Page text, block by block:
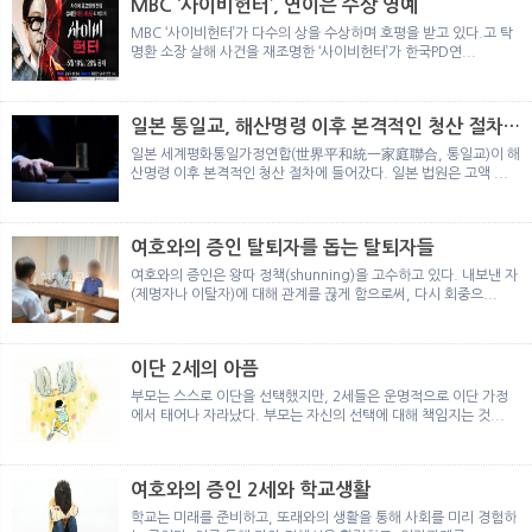
MBC ‘사이비헌터’, 연이은 수상 영예
MBC ‘사이비헌터’가 다수의 상을 수상하며 호평을 받고 있다.고 탁
명환 소장 살해 사건을 재조명한 ‘사이비헌터’가 한국PD연...
일본 통일교, 해산명령 이후 본격적인 청산 절차
돌입
일본 세계평화통일가정연합(世界平和統一家庭聯合, 통일교)이 해
산명령 이후 본격적인 청산 절차에 들어갔다. 일본 법원은 고액 ...
여호와의 증인 탈퇴자를 돕는 탈퇴자들
여호와의 증인은 왕따 정책(shunning)을 고수하고 있다. 내보낸 자
(제명자나 이탈자)에 대해 관계를 끊게 함으로써, 다시 회중으...
이단 2세의 아픔
부모는 스스로 이단을 선택했지만, 2세들은 운명적으로 이단 가정
에서 태어나 자라났다. 부모는 자신의 선택에 대해 책임지는 것...
여호와의 증인 2세와 학교생활
학교는 미래를 준비하고, 또래와의 생활을 통해 사회를 미리 경험하